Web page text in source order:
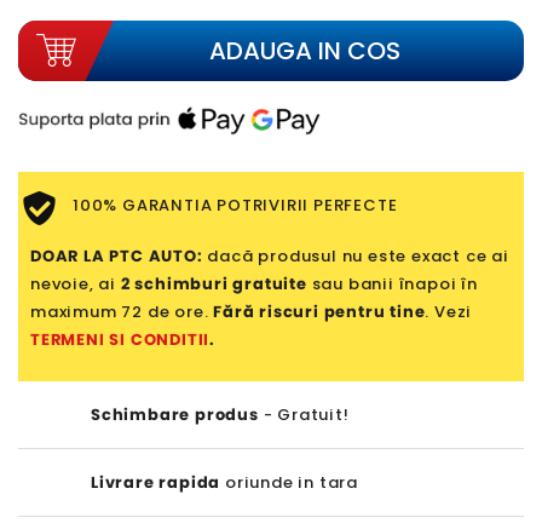
ADAUGA IN COS
100% GARANTIA POTRIVIRII PERFECTE
DOAR LA PTC AUTO: dacă produsul nu este exact ce ai
nevoie, ai 2 schimburi gratuite sau banii înapoi în
maximum 72 de ore.Fără riscuri pentru tine. Vezi
TERMENI SI CONDITII.
Schimbare produs - Gratuit!
Livrare rapida oriunde in tara